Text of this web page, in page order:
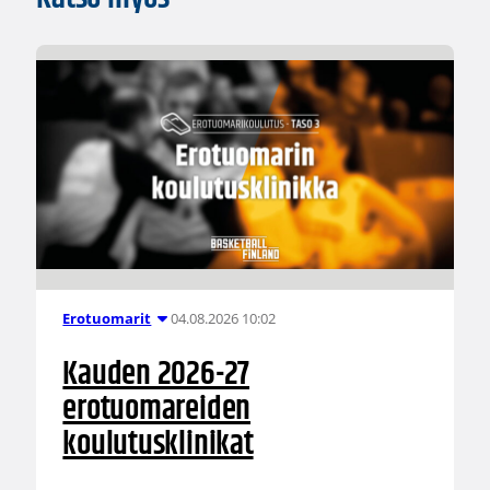
Erotuomarit 04.08.2026 10:02
Kauden 2026-27
erotuomareiden
koulutusklinikat